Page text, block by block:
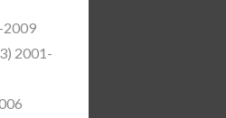
2009
2001-